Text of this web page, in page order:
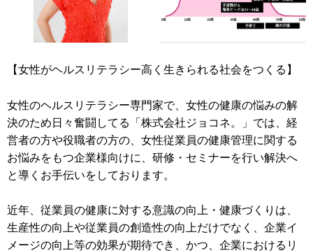
【女性がヘルスリテラシー高く生きられる社会をつくる】
女性のヘルスリテラシー専門家で、女性の健康の悩みの解
決のため日々奮闘してる「株式会社ジョコネ。」では、経
営者の方や役職者の方の、女性従業員の健康管理に関する
お悩みをもつ企業様向けに、研修・セミナーを行い解決へ
と導くお手伝いをしております。
近年、従業員の健康に対する意識の向上・健康づくりは、
生産性の向上や従業員の創造性の向上だけでなく、企業イ
メージの向上等の効果が期待でき、かつ、企業におけるリ